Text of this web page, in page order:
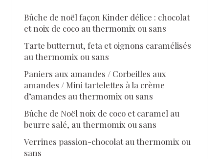
Bûche de noël façon Kinder délice : chocolat
et noix de coco au thermomix ou sans
Tarte butternut, feta et oignons caramélisés
au thermomix ou sans
Paniers aux amandes / Corbeilles aux
amandes / Mini tartelettes à la crème
d’amandes au thermomix ou sans
Bûche de Noël noix de coco et caramel au
beurre salé, au thermomix ou sans
Verrines passion-chocolat au thermomix ou
sans